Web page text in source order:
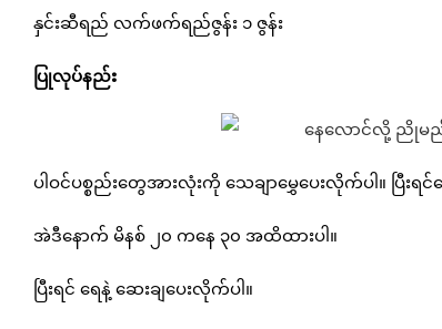
နှင်းဆီရည် လက်ဖက်ရည်ဇွန်း ၁ ဇွန်း
ပြုလုပ်နည်း
ပါဝင်ပစ္စည်းတွေအားလုံးကို သေချာမွှေပေးလိုက်ပါ။ ပြီးရ
အဲဒီနောက် မိနစ် ၂၀ ကနေ ၃၀ အထိထားပါ။
ပြီးရင် ရေနဲ့ ဆေးချပေးလိုက်ပါ။